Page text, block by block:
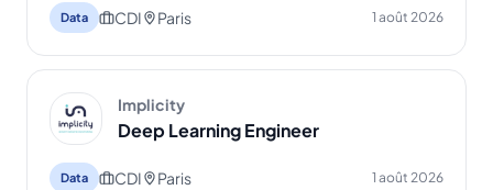
Data CDI Paris 1 août 2026
Implicity
Deep Learning Engineer
Data CDI Paris 1 août 2026